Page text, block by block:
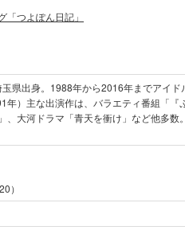
「つよぽん日記」
県出身。1988年から2016年までアイ
年）主な出演作は、バラエティ番組「
、大河ドラマ「青天を衝け」など他多
）